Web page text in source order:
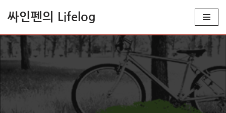
텐
츠
싸인펜의 Lifelog